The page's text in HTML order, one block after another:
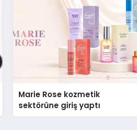
Marie Rose kozmetik
sektörüne giriş yaptı